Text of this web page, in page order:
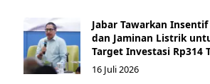
Jabar Tawarkan Insentif
dan Jaminan Listrik
Target Investasi Rp314
16 Juli 2026